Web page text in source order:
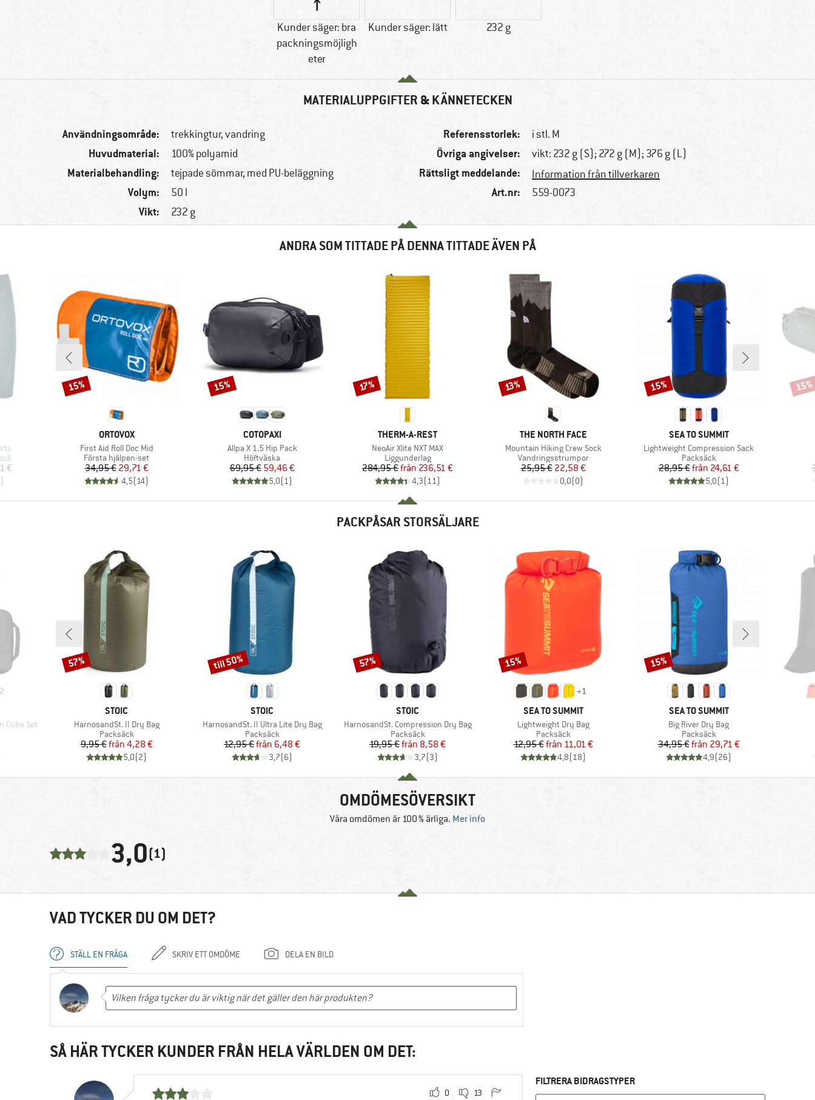
Kunder säger: bra
packningsmöjligh
eter
Kunder säger: lätt 232 g
MATERIALUPPGIFTER & KÄNNETECKEN
Användningsområde: trekkingtur, vandring
Huvudmaterial: 100% polyamid
Materialbehandling: tejpade sömmar, med PU-beläggning
Volym: 50 l
Vikt: 232 g
Referensstorlek: i stl. M
Övriga angivelser: vikt: 232 g (S); 272 g (M); 376 g (L)
Rättsligt meddelande: Information från tillverkaren
Art.nr: 559-0073
ANDRA SOM TITTADE PÅ DENNA TITTADE ÄVEN PÅ
pris
€
)
VARUMÄRKE
ORTOVOX
Produkter
First Aid Roll Doc Mid
Produktgrupp
Första hjälpen-set
Pris
34,95 €Reducerat pris
29,71 €
4,5(14)
Rabatt
15%
VARUMÄRKE
COTOPAXI
Produkter
Allpa X 1.5 Hip Pack
Produktgrupp
Höftväska
Pris
69,95 €Reducerat pris
59,46 €
5,0(1)
Rabatt
15%
VARUMÄRKE
THERM-A-REST
Produkter
NeoAir Xlite NXT MAX
Produktgrupp
Liggunderlag
Pris
284,95 € Reducerat pris
från 236,51 €
4,3(11)
Rabatt
17%
VARUMÄRKE
THE NORTH FACE
Produkter
Mountain Hiking Crew Sock
Produktgrupp
Vandringsstrumpor
Pris
25,95 €Reducerat pris
22,58 €
0,0(0)
Rabatt
13%
VARUMÄRKE
SEA TO SUMMIT
Produkter
Lightweight Compression Sack
Produktgrupp
Packsäck
Pris
28,95 € Reducerat pris
från 24,61 €
5,0(1)
Rabatt
15% 15%
PACKPÅSAR STORSÄLJARE
2
Cube Set
VARUMÄRKE
STOIC
Produkter
HarnosandSt. II Dry Bag
Produktgrupp
Packsäck
Pris
9,95 € Reducerat pris
från 4,28 €
5,0(2)
Rabatt
57%
VARUMÄRKE
STOIC
Produkter
HarnosandSt. II Ultra Lite Dry Bag
Produktgrupp
Packsäck
Pris
12,95 € Reducerat pris
från 6,48 €
3,7(6)
Rabatt
till 50%
VARUMÄRKE
STOIC
Produkter
HarnosandSt. Compression Dry Bag
Produktgrupp
Packsäck
Pris
19,95 € Reducerat pris
från 8,58 €
3,7(3)
Rabatt
57%
+1
VARUMÄRKE
SEA TO SUMMIT
Produkter
Lightweight Dry Bag
Produktgrupp
Packsäck
Pris
12,95 € Reducerat pris
från 11,01 €
4,8(18)
Rabatt
15%
VARUMÄRKE
SEA TO SUMMIT
Produkter
Big River Dry Bag
Produktgrupp
Packsäck
Pris
34,95 € Reducerat pris
från 29,71 €
4,9(26)
Rabatt
15%
OMDÖMESÖVERSIKT
Våra omdömen är 100 % ärliga. Mer info
3,0(1)
VAD TYCKER DU OM DET?
STÄLL EN FRÅGA SKRIV ETT OMDÖME DELA EN BILD
SÅ HÄR TYCKER KUNDER FRÅN HELA VÄRLDEN OM DET:
0 13
FILTRERA BIDRAGSTYPER